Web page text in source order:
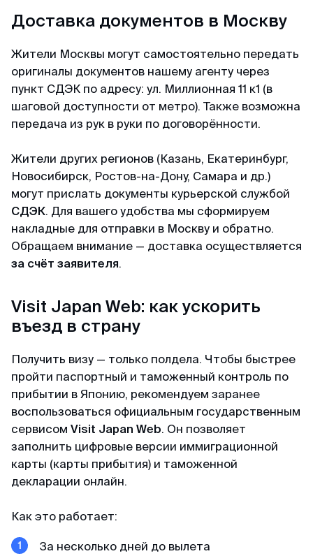
Доставка документов в Москву
Жители Москвы могут самостоятельно передать
оригиналы документов нашему агенту через
пункт СДЭК по адресу: ул. Миллионная 11 к1 (в
шаговой доступности от метро). Также возможна
передача из рук в руки по договорённости.
Жители других регионов (Казань, Екатеринбург,
Новосибирск, Ростов-на-Дону, Самара и др.)
могут прислать документы курьерской службой
СДЭК. Для вашего удобства мы сформируем
накладные для отправки в Москву и обратно.
Обращаем внимание — доставка осуществляется
за счёт заявителя.
Visit Japan Web: как ускорить
въезд в страну
Получить визу — только полдела. Чтобы быстрее
пройти паспортный и таможенный контроль по
прибытии в Японию, рекомендуем заранее
воспользоваться официальным государственным
сервисом Visit Japan Web. Он позволяет
заполнить цифровые версии иммиграционной
карты (карты прибытия) и таможенной
декларации онлайн.
Как это работает:
За несколько дней до вылета